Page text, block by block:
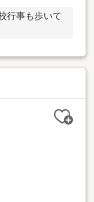
行事も歩いて